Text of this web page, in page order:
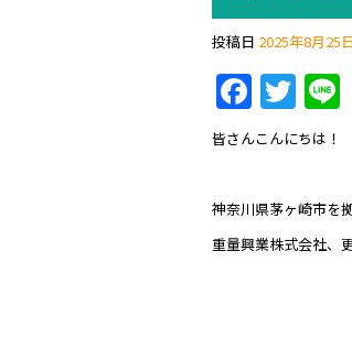
投稿日 2025年8月25
F
a
c
e
b
o
T
w
itt
er
皆さんこんにちは！
神奈川県茅ヶ崎市を
重量興業株式会社、